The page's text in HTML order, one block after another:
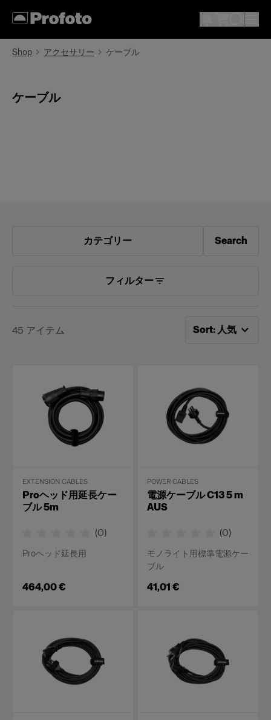
Shop アクセサリー ケーブル
ケーブル
カテゴリー Search
フィルター
45 アイテム
次で並べ替え：
Sort: 人気
EXTENSION CABLES
Proヘッド用延長ケー
ブル 5m
(0)
Proヘッド延長用
464,00 €
POWER CABLES
電源ケーブル C13 5 m
AUS
(0)
モノライト用標準電源ケー
ブル
41,01 €